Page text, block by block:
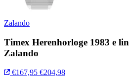
Zalando
Timex Herenhorloge 1983 e
Zalando
€167,95 €204,98